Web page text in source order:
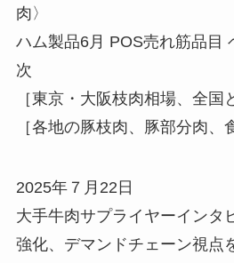
肉〉
ハム製品6月 POS売れ筋品目
次
［東京・大阪枝肉相場、全国
［各地の豚枝肉、豚部分肉、
2025年７月22日
大手牛肉サプライヤーインタ
強化、デマンドチェーン視